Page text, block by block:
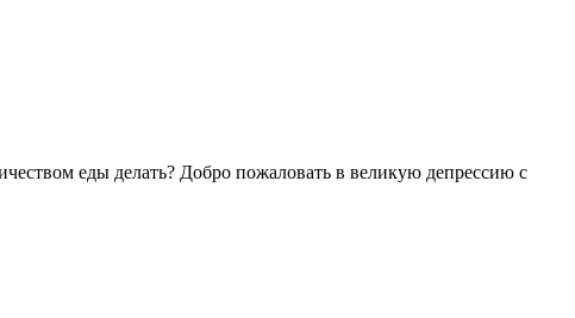
еды делать? Добро пожаловать в великую депрессию с